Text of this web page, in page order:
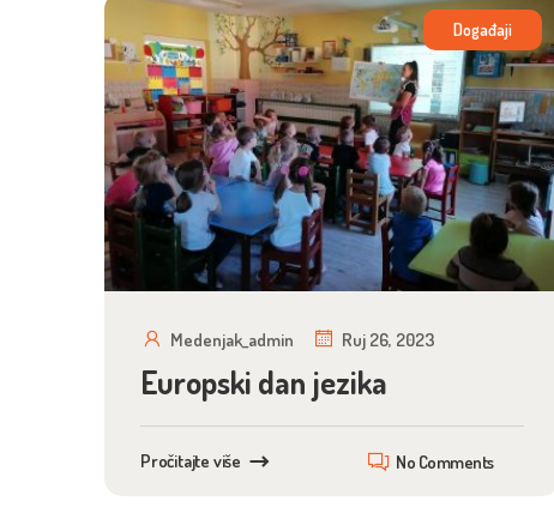
Događaji
Medenjak_admin Ruj 26, 2023
Europski dan jezika
Pročitajte više No Comments